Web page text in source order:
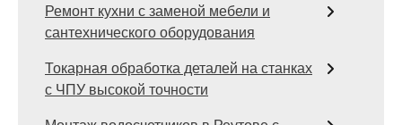
Ремонт кухни с заменой мебели и
сантехнического оборудования
Токарная обработка деталей на станках
с ЧПУ высокой точности